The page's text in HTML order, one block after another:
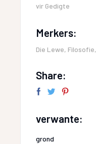
vir Gedigte
Merkers:
Die Lewe, Filosofie,
Share:
verwante:
grond